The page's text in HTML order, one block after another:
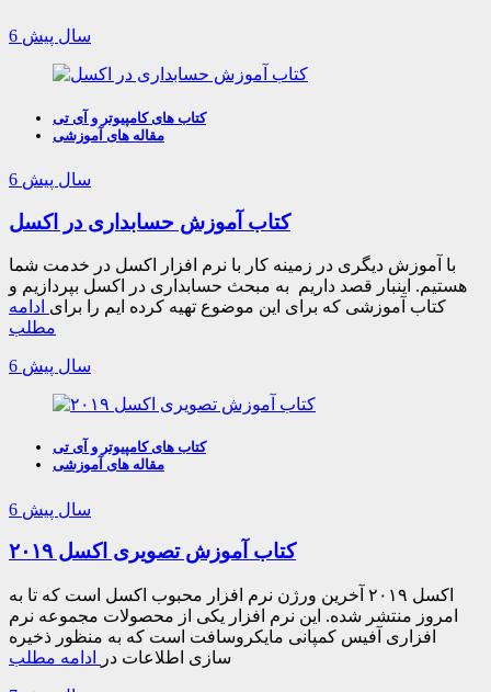
6 سال پیش
کتاب های کامپیوتر و آی تی
مقاله های آموزشی
6 سال پیش
کتاب آموزش حسابداری در اکسل
با آموزش دیگری در زمینه کار با نرم افزار اکسل در خدمت شما
هستیم. اینبار قصد داریم به مبحث حسابداری در اکسل بپردازیم و
کتاب آموزشی که برای این موضوع تهیه کرده ایم را برای ادامه
مطلب
6 سال پیش
کتاب های کامپیوتر و آی تی
مقاله های آموزشی
6 سال پیش
کتاب آموزش تصویری اکسل ۲۰۱۹
اکسل ۲۰۱۹ آخرین ورژن نرم افزار محبوب اکسل است که تا به
امروز منتشر شده. این نرم افزار یکی از محصولات مجموعه نرم
افزاری آفیس کمپانی مایکروسافت است که به منظور ذخیره
سازی اطلاعات در
ادامه مطلب